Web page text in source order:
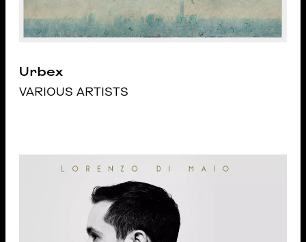
Urbex
VARIOUS ARTISTS